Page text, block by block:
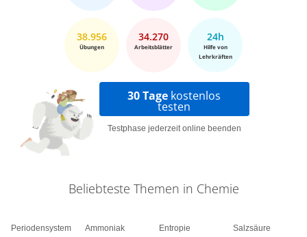
38.956
Übungen
34.270
Arbeitsblätter
24h
Hilfe von
Lehrkräften
30 Tage kostenlos
testen
Testphase jederzeit online beenden
Beliebteste Themen in Chemie
Periodensystem
Ammoniak
Entropie
Salzsäure